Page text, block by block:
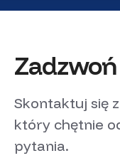
Skontaktuj się
który chętnie
pytania.